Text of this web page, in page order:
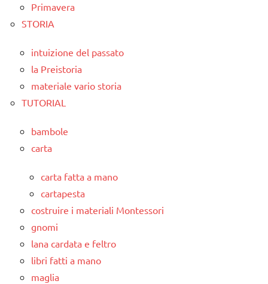
Primavera
STORIA
intuizione del passato
la Preistoria
materiale vario storia
TUTORIAL
bambole
carta
carta fatta a mano
cartapesta
costruire i materiali Montessori
gnomi
lana cardata e feltro
libri fatti a mano
maglia